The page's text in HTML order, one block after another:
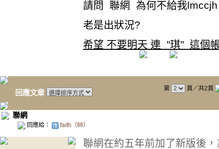
請問 聯網 為何不給我lmccjh
老是出狀況?
希望 不要明天 連 "琪" 這個
回應文章 第 頁／共2頁
聯網
回應給： faith（fifi）
聯網在約五年前加了新版後